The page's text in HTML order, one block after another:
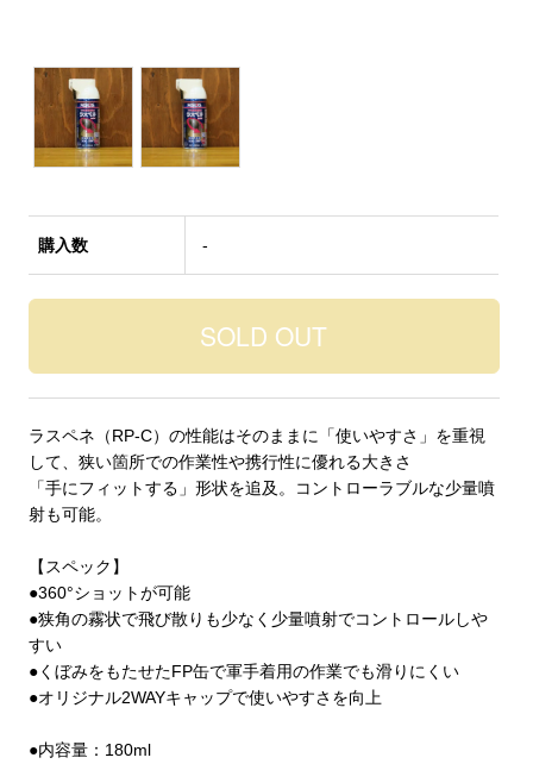
購入数 -
ラスペネ（RP-C）の性能はそのままに「使いやすさ」を重視
して、狭い箇所での作業性や携行性に優れる大きさ
「手にフィットする」形状を追及。コントローラブルな少量噴
射も可能。
【スペック】
●360°ショットが可能
●狭角の霧状で飛び散りも少なく少量噴射でコントロールしや
すい
●くぼみをもたせたFP缶で軍手着用の作業でも滑りにくい
●オリジナル2WAYキャップで使いやすさを向上
●内容量：180ml